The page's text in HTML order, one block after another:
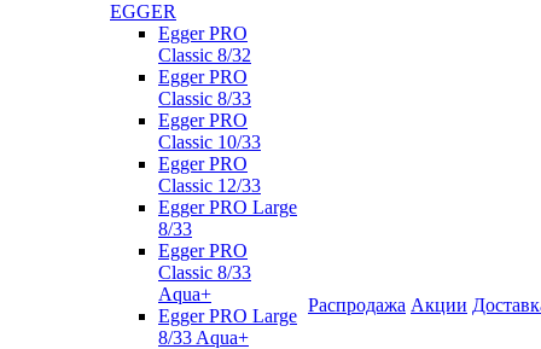
EGGER
Egger PRO
Classic 8/32
Egger PRO
Classic 8/33
Egger PRO
Classic 10/33
Egger PRO
Classic 12/33
Egger PRO Large
8/33
Egger PRO
Classic 8/33
Aqua+
Egger PRO Large
8/33 Aqua+
Распродажа Акции